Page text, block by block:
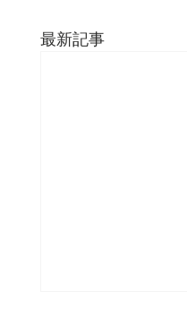
最新記事